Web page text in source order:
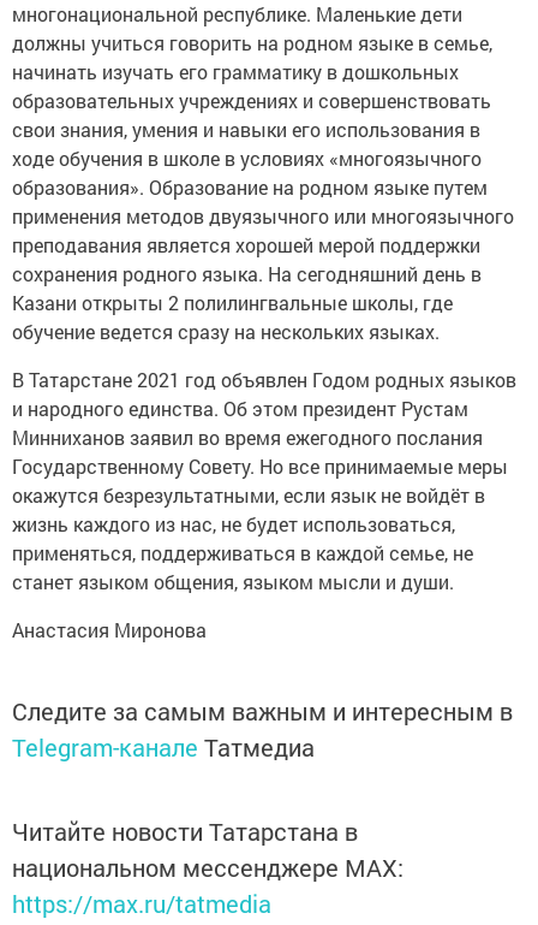
многонациональной республике. Маленькие дети
должны учиться говорить на родном языке в семье,
начинать изучать его грамматику в дошкольных
образовательных учреждениях и совершенствовать
свои знания, умения и навыки его использования в
ходе обучения в школе в условиях «многоязычного
образования». Образование на родном языке путем
применения методов двуязычного или многоязычного
преподавания является хорошей мерой поддержки
сохранения родного языка. На сегодняшний день в
Казани открыты 2 полилингвальные школы, где
обучение ведется сразу на нескольких языках.
В Татарстане 2021 год объявлен Годом родных языков
и народного единства. Об этом президент Рустам
Минниханов заявил во время ежегодного послания
Государственному Совету. Но все принимаемые меры
окажутся безрезультатными, если язык не войдёт в
жизнь каждого из нас, не будет использоваться,
применяться, поддерживаться в каждой семье, не
станет языком общения, языком мысли и души.
Анастасия Миронова
Следите за самым важным и интересным в
Telegram-канале Татмедиа
Читайте новости Татарстана в
национальном мессенджере MАХ:
https://max.ru/tatmedia